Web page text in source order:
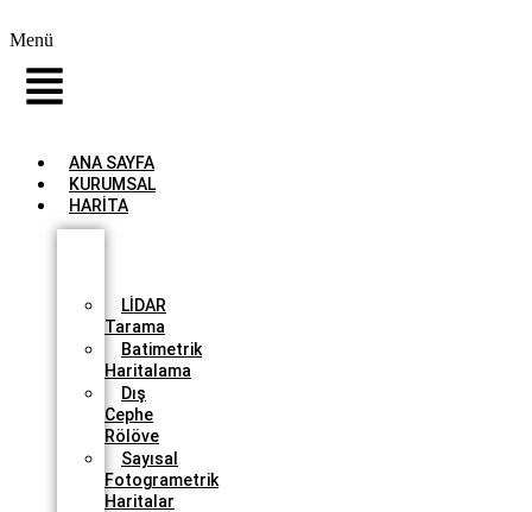
Menü
ANA SAYFA
KURUMSAL
HARİTA
LİDAR
Tarama
Batimetrik
Haritalama
Dış
Cephe
Rölöve
Sayısal
Fotogrametrik
Haritalar